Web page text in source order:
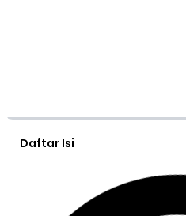
Daftar Isi